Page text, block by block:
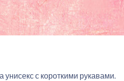
с короткими рукавами.